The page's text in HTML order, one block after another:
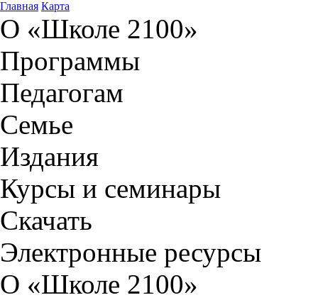
Главная Карта
О «Школе 2100»
Программы
Педагогам
Семье
Издания
Курсы и семинары
Скачать
Электронные ресурсы
О «Школе 2100»